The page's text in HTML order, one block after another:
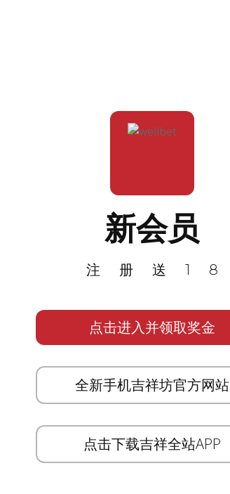
新会员
注册送18
点击进入并领取奖金
全新手机吉祥坊官方网站
点击下载吉祥全站APP